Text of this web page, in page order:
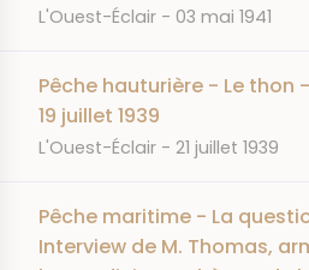
JOURNAL
L'Ouest-Éclair DATE
03 mai 1941
Pêche hauturière - Le thon
19 juillet 1939
JOURNAL
L'Ouest-Éclair DATE
21 juillet 1939
Pêche maritime - La
Interview de M. Thomas,